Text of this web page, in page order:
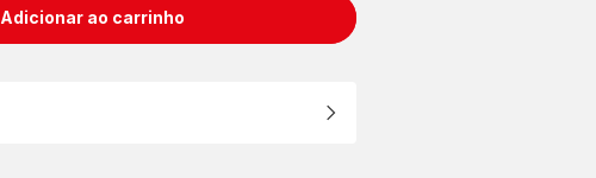
Adicionar ao carrinho